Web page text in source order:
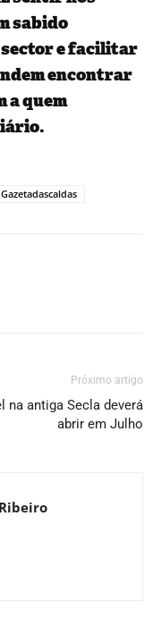
sabido
e facilitar
encontrar
a quem
Gazetadascaldas
Próximo artigo
na antiga Secla deverá
abrir em Julho